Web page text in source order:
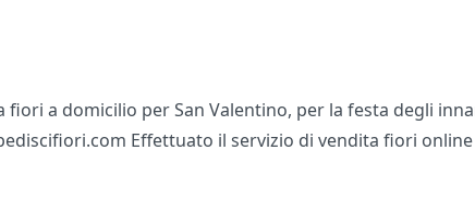
fiori a domicilio per San Valentino, per la festa degli
Effettuato il servizio di vendita fiori